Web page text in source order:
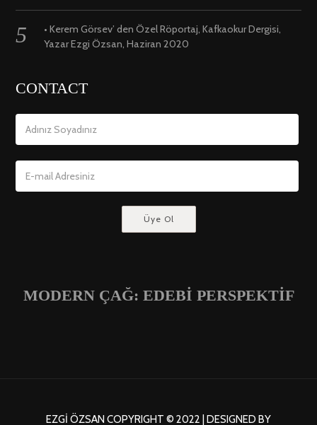
• Kerem Görsev’ den Özel Röportaj, Kafkaokur Dergisi,
Yazar Ezgi Özsan, Haziran 2020
CONTACT
MODERN ÇAĞ: EDEBİ PERSPEKTİF
EZGI ÖZSAN COPYRIGHT © 2022 | DESIGNED BY